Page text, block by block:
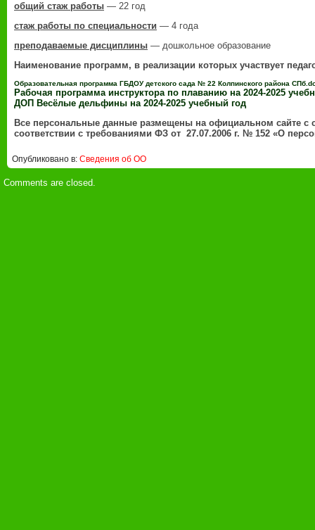
общий стаж работы — 22 год
стаж работы по специальности — 4 года
преподаваемые дисциплины — дошкольное образование
Наименование программ, в реализации которых участвует
Образовательная программа ГБДОУ детского сада № 22 Колпинского района
Рабочая программа инструктора по плаванию на 2024-2025
ДОП Весёлые дельфины на 2024-2025 учебный год
Все персональные данные размещены на официальном сайте с
соответствии с требованиями ФЗ от 27.07.2006 г. № 152 «О
Опубликовано в: Сведения об ОО
Comments are closed.